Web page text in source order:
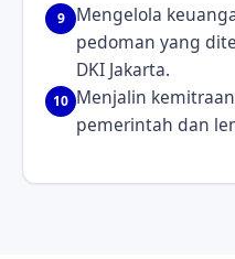
9
Mengelola
pedoman yang
DKI Jakarta.
10 Menjalin
pemerintah dan